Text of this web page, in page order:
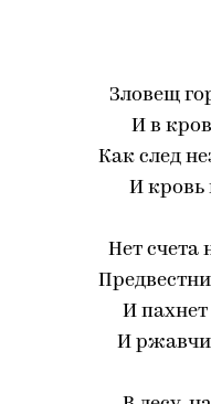
Зловещ
И в
Как след
И кровь
Нет счета
И
И